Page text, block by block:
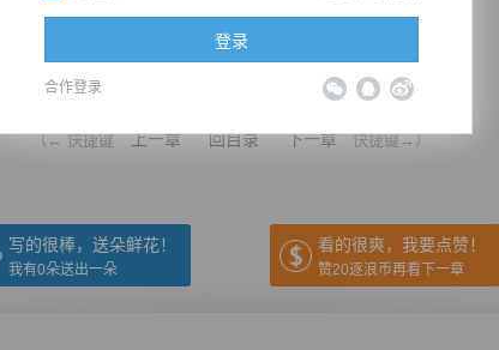
（← 快捷键 上一章 回目录 下一章 快捷键→）
写的很棒，送朵鲜花！
我有0朵送出一朵
看的很爽，我要点赞！
赞20逐浪币再看下一章
登录
合作登录